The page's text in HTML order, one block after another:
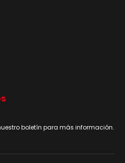
boletín para más información.